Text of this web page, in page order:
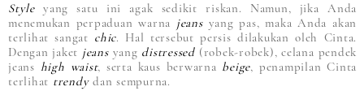
Styleyang satu ini agak sedikit riskan. Namun, jika Anda
menemukan perpaduan warna jeansyang pas, maka Anda akan
terlihat sangat chic. Hal tersebut persis dilakukan oleh Cinta.
Dengan jaket jeansyang distressed(robek-robek), celana pendek
jeans high waist, serta kaus berwarnabeige, penampilan Cinta
terlihat trendydan sempurna.